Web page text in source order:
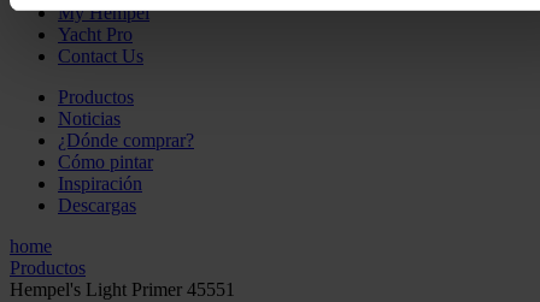
My Hempel
Yacht Pro
Contact Us
Productos
Noticias
¿Dónde comprar?
Cómo pintar
Inspiración
Descargas
home
Productos
Hempel's Light Primer 45551